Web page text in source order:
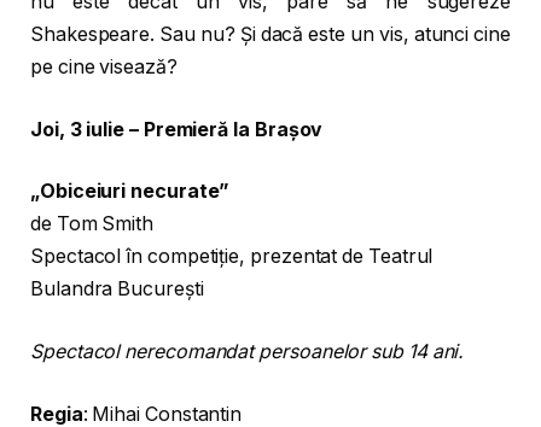
Shakespeare. Sau nu? Și dacă este un vis, atunci cine
pe cine visează?
Joi, 3 iulie – Premieră la Brașov
„Obiceiuri necurate”
de Tom Smith
Spectacol în competiție, prezentat de Teatrul
Bulandra București
Spectacol nerecomandat persoanelor sub 14 ani.
Regia: Mihai Constantin